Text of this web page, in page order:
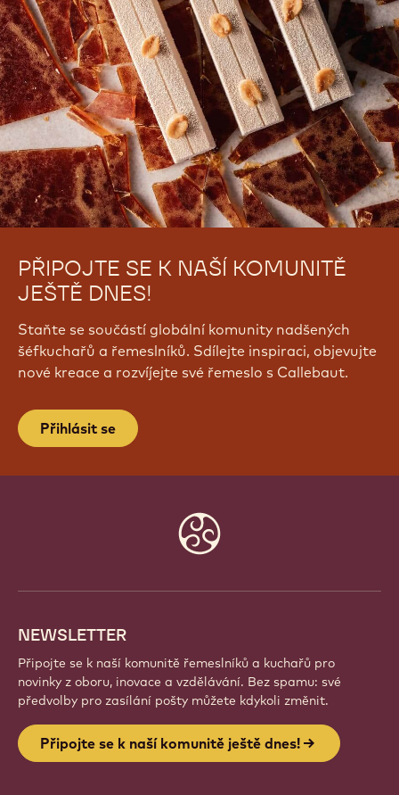
PŘIPOJTE SE K NAŠÍ KOMUNITĚ
JEŠTĚ DNES!
Staňte se součástí globální komunity nadšených
šéfkuchařů a řemeslníků. Sdílejte inspiraci, objevujte
nové kreace a rozvíjejte své řemeslo s Callebaut.
Přihlásit se
NEWSLETTER
Připojte se k naší komunitě řemeslníků a kuchařů pro
novinky z oboru, inovace a vzdělávání. Bez spamu: své
předvolby pro zasílání pošty můžete kdykoli změnit.
Připojte se k naší komunitě ještě dnes!